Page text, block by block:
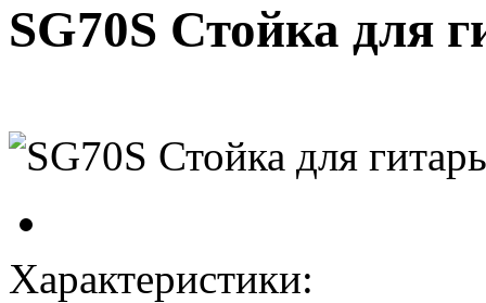
SG70S Стойка для
Характеристики: